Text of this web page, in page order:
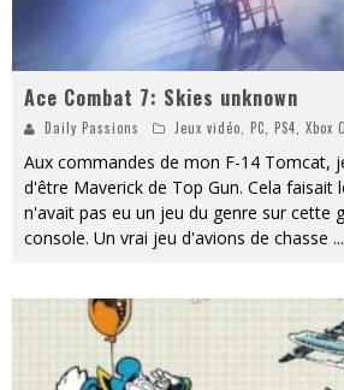
Ace Combat 7: Skies unknown
Daily Passions Jeux vidéo, PC, PS4, Xbox
Aux commandes de mon F-14 Tomcat,
d'être Maverick de Top Gun. Cela faisait
n'avait pas eu un jeu du genre sur cette
console. Un vrai jeu d'avions de chasse ...